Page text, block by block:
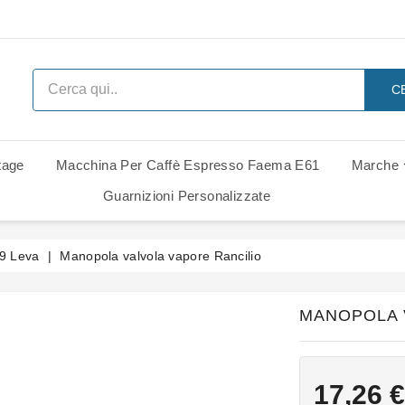
Macchina Per Caffè Espresso Faema E61 Marche
Guarnizioni Personalizzate
Leva Manopola valvola vapore Rancilio
MANOPOLA
17,26 €